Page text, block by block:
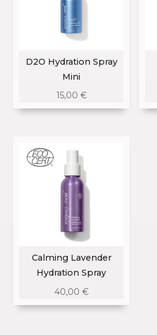
D2O Hydration Spray
Mini
15,00 €
Calming Lavender
Hydration Spray
40,00 €